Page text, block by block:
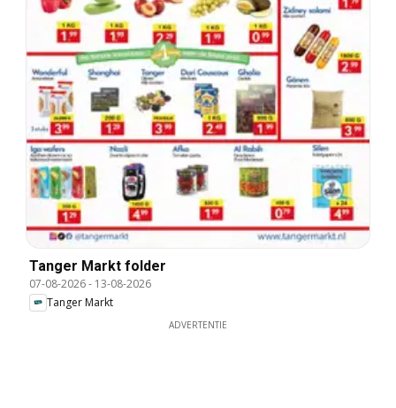
Tanger Markt folder
07-08-2026- 13-08-2026
Tanger Markt
ADVERTENTIE